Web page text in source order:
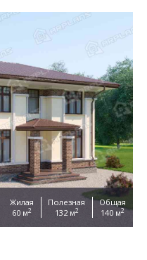
Жилая
60 м2
Полезная
132 м2
Общая
140 м2